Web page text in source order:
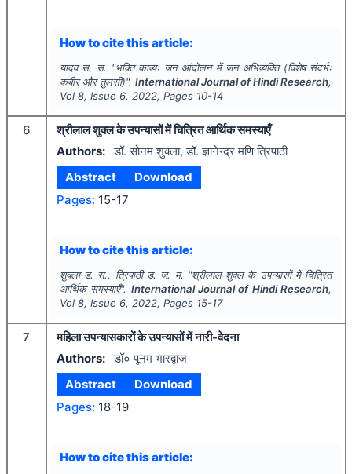
How to cite this article:
यादव स. स. "भक्ति काव्यः जन आंदोलन में जन अभिव्यक्ति (विशेष संदर्भः
कबीर और तुलसी)". International Journal of Hindi Research,
Vol 8, Issue 6, 2022, Pages 10-14
6
श्रीलाल शुक्ल के उपन्यासों में चित्रित आर्थिक समस्याएँ
Authors: डॉ. सोनम शुक्ला, डॉ. ज्ञानेन्द्र मणि त्रिपाठी
Abstract
Download
Pages: 15-17
How to cite this article:
शुक्ला ड. स., त्रिपाठी ड. ज. म. "श्रीलाल शुक्ल के उपन्यासों में चित्रित
आर्थिक समस्याएँ". International Journal of Hindi Research,
Vol 8, Issue 6, 2022, Pages 15-17
7
महिला उपन्यासकारों के उपन्यासों में नारी-वेदना
Authors: डॉ० पूनम भारद्वाज
Abstract
Download
Pages: 18-19
How to cite this article: